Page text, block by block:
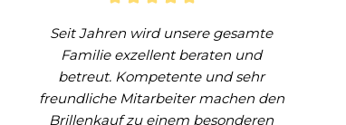
Seit Jahren wird unsere gesamte
Familie exzellent beraten und
betreut. Kompetente und sehr
freundliche Mitarbeiter machen den
Brillenkauf zu einem besonderen